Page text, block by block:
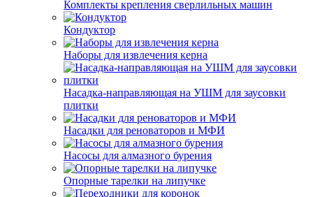
Комплекты крепления сверлильных машин
Кондуктор
Наборы для извлечения керна
Насадка-направляющая на УШМ для заусовки
плитки
Насадки для реноваторов и МФИ
Насосы для алмазного бурения
Опорные тарелки на липучке